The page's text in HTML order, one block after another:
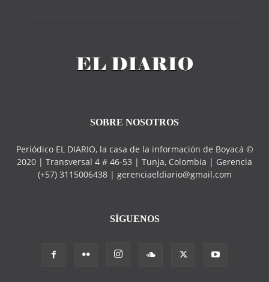
SOBRE NOSOTROS
Periódico EL DIARIO, la casa de la información de Boyacá ©
2020 | Transversal 4 # 46-53 | Tunja, Colombia | Gerencia
(+57) 3115006438 | gerenciaeldiario@gmail.com
SÍGUENOS